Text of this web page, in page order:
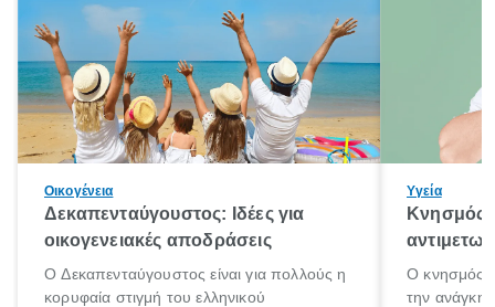
Οικογένεια
Δεκαπενταύγουστος: Ιδέες για
οικογενειακές αποδράσεις
Ο Δεκαπενταύγουστος είναι για πολλούς η
κορυφαία στιγμή του ελληνικού
Υγεία
Κνησμός:
Ο κνησμός
την ανάγκη